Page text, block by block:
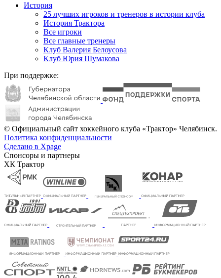
История
25 лучших игроков и тренеров в истории клуба
История Трактора
Все игроки
Все главные тренеры
Клуб Валерия Белоусова
Клуб Юрия Шумакова
При поддержке:
© Официальный сайт хоккейного клуба «Трактор» Челябинск.
Политика конфиденциальности
Сделано в Xpage
Спонсоры и партнеры
ХК Трактор